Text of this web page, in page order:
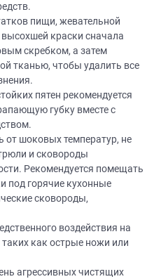
пищи, жевательной
высохшей краски сначала
скребком, а затем
тканью, чтобы удалить все
пятен рекомендуется
губку вместе с
от шоковых температур, не
и сковороды
Рекомендуется помещать
под горячие кухонные
сковороды,
воздействия на
как острые ножи или
агрессивных чистящих